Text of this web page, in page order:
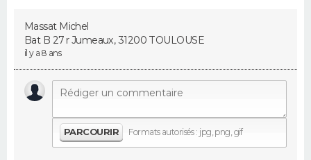
S'inscrire
Se connecter
Lycées
Collèges
Primaires
Universités
Entreprises
Service militaire
Avis de recherche
AVIS DE DÉCÈS
FORUM
Bricolage
Lifestyle
Culture
Sport
Auto
Television
Voyage
Cinema
Massat Michel
Bat B 27 r Jumeaux, 31200 TOULOUSE
il y a 8 ans
PARCOURIR Formats autorisés : jpg, png, gif